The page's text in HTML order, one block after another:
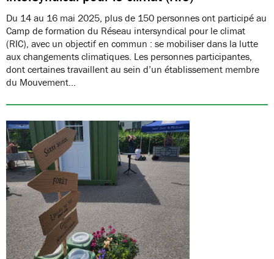
Du 14 au 16 mai 2025, plus de 150 personnes ont participé au
Camp de formation du Réseau intersyndical pour le climat
(RIC), avec un objectif en commun : se mobiliser dans la lutte
aux changements climatiques. Les personnes participantes,
dont certaines travaillent au sein d’un établissement membre
du Mouvement…